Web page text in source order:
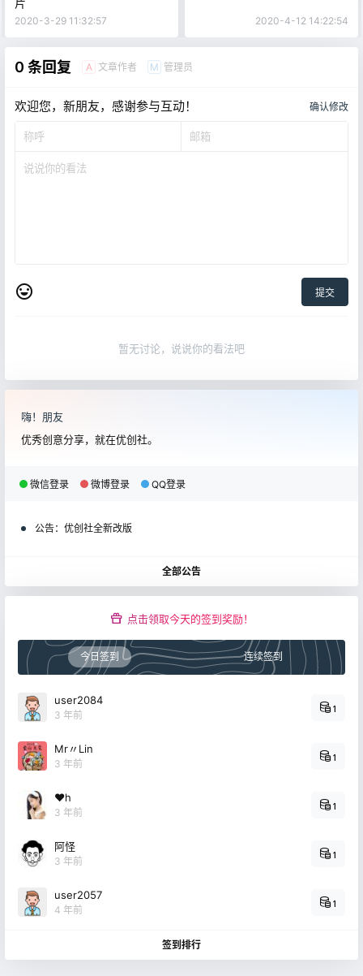
片
2020-3-29 11:32:57 2020-4-12 14:22:54
0 条回复 A 文章作者 M 管理员
欢迎您，新朋友，感谢参与互动！ 确认修改
提交
暂无讨论，说说你的看法吧
嗨！朋友
优秀创意分享，就在优创社。
微信登录 微博登录 QQ登录
公告： 优创社全新改版
全部公告
点击领取今天的签到奖励！
今日签到 连续签到
user2084
3 年前
1
Mr〃Lin
3 年前
1
❤h
3 年前
1
阿怪
3 年前
1
user2057
4 年前
1
签到排行